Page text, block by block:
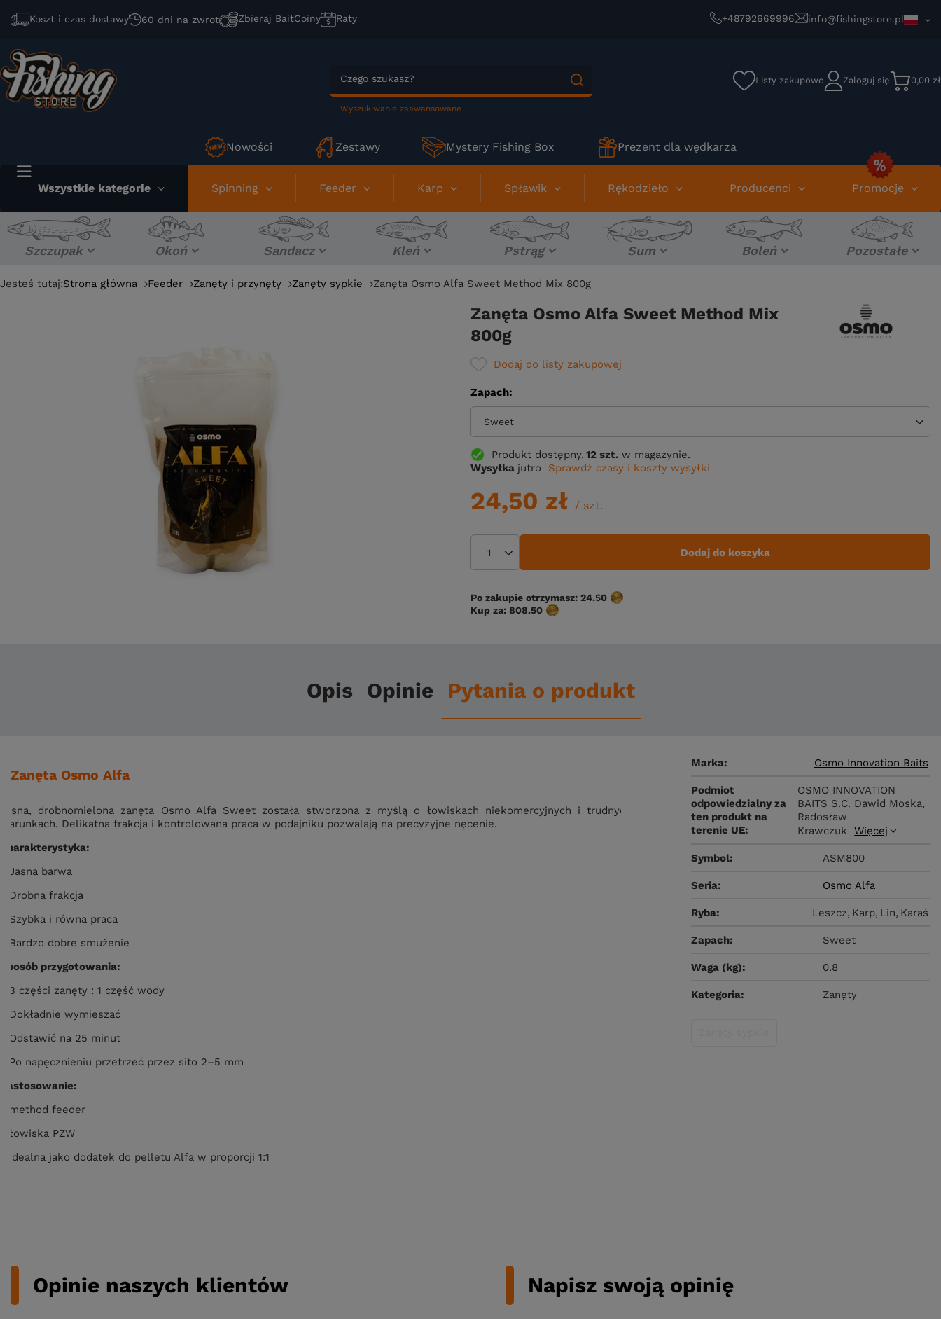
Koszt i czas dostawy 60 dni na zwrot Zbieraj BaitCoiny Raty +48792669996 info@fishingstore.pl
Wyszukiwanie zaawansowane
Listy zakupowe Zaloguj się 0,00 zł
Nowości Zestawy Mystery Fishing Box Prezent dla wędkarza
Wszystkie kategorie Spinning Feeder Karp Spławik Rękodzieło Producenci Promocje
Szczupak Okoń Sandacz Kleń Pstrąg Sum Boleń Pozostałe
Jesteś tutaj:Strona główna Feeder Zanęty i przynęty Zanęty sypkie Zanęta Osmo Alfa Sweet Method Mix 800g
Zanęta Osmo Alfa Sweet Method Mix
800g
Dodaj do listy zakupowej
Zapach
Sweet
Produkt dostępny 12 szt. w magazynie.
Wysyłka jutro Sprawdź czasy i koszty wysyłki
24,50 zł / szt.
Dodaj do koszyka
Po zakupie otrzymasz: 24.50
Kup za: 808.50
Opis Opinie Pytania o produkt
Marka Osmo Innovation Baits
Podmiot
odpowiedzialny za
ten produkt na
terenie UE
OSMO INNOVATION
BAITS S.C. Dawid Moska,
Radosław
Krawczuk
Więcej
Symbol ASM800
Seria Osmo Alfa
Ryba Leszcz Karp Lin Karaś
Zapach Sweet
Waga (kg) 0.8
Kategoria Zanęty
Zanęta Osmo Alfa
Jasna, drobnomielona zanęta Osmo Alfa Sweet została stworzona z myślą o łowiskach niekomercyjnych i trudnych
warunkach. Delikatna frakcja i kontrolowana praca w podajniku pozwalają na precyzyjne nęcenie.
Charakterystyka:
- Jasna barwa
- Drobna frakcja
- Szybka i równa praca
- Bardzo dobre smużenie
Sposób przygotowania:
- 3 części zanęty : 1 część wody
- Dokładnie wymieszać
- Odstawić na 25 minut
- Po napęcznieniu przetrzeć przez sito 2–5 mm
Zastosowanie:
- method feeder
- łowiska PZW
- idealna jako dodatek do pelletu Alfa w proporcji 1:1
Opinie naszych klientów Napisz swoją opinię